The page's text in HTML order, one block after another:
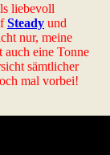
liebevoll
Steady und
nur, meine
auch eine Tonne
sämtlicher
mal vorbei!